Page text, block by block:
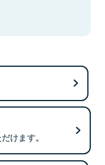
けます。